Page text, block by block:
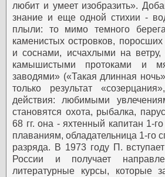
любит и умеет изобразить».
знание и еще одной стихии -
плыли: то мимо темного
каменистых островков,
и соснами, исчахлыми на
камышистыми протоками и
заводями» («Такая длинная
только результат
действия: любимыми
становятся охота, рыбалка,
68 гг. она - яхтенный капитан 1-
плаваниям, обладательница 1-го
разряда. В 1973 году П.
России и получает
литературные курсы, которые